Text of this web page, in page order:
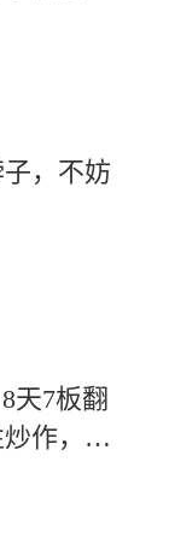
，不妨
天7板翻
作，随